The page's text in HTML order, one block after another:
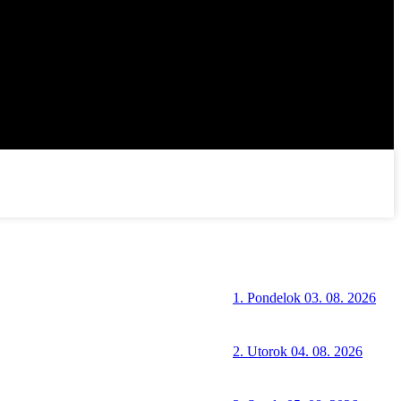
1. Pondelok 03. 08. 2026
2. Utorok 04. 08. 2026